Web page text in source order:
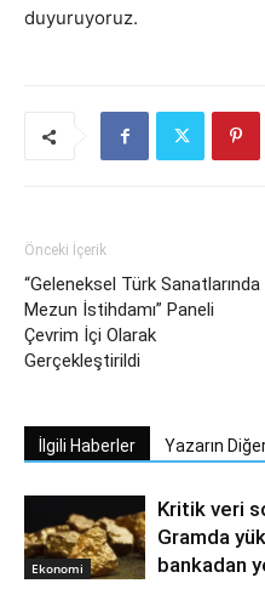
duyuruyoruz.
Önceki İçerik
“Geleneksel Türk Sanatlarında
Mezun İstihdamı” Paneli
Çevrim İçi Olarak
Gerçekleştirildi
İlgili Haberler Yazarın
Ekonomi
Kritik veri
Gramda
bankadan